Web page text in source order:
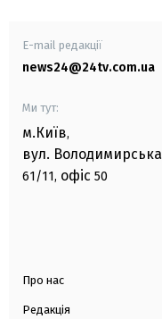
E-mail редакції
news24@24tv.com.ua
Ми тут:
м.Київ,
вул. Володимирська
61/11, офіс 50
Про нас
Редакція